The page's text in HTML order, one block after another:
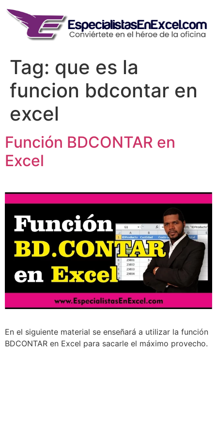
content
Tag: que es la
funcion bdcontar en
excel
Función BDCONTAR en
Excel
En el siguiente material se enseñará a utilizar la función
BDCONTAR en Excel para sacarle el máximo provecho.